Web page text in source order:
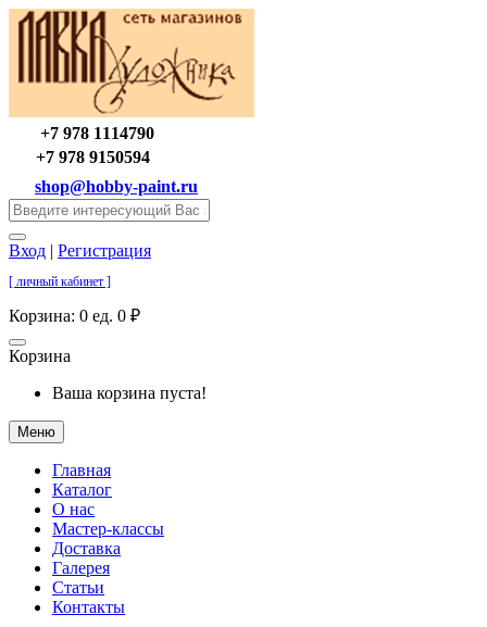
+7 978 1114790
+7 978 9150594
shop@hobby-paint.ru
Вход | Регистрация
[ личный кабинет ]
Корзина: 0 ед. 0 ₽
Корзина
Ваша корзина пуста!
Меню
Главная
Каталог
О нас
Мастер-классы
Доставка
Галерея
Статьи
Контакты